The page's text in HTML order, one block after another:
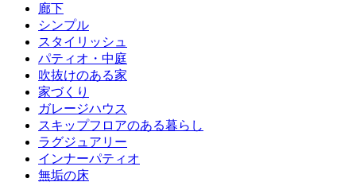
廊下
シンプル
スタイリッシュ
パティオ・中庭
吹抜けのある家
家づくり
ガレージハウス
スキップフロアのある暮らし
ラグジュアリー
インナーパティオ
無垢の床